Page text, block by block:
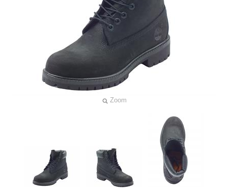
Zoom